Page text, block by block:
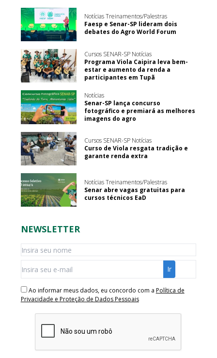
Notícias Treinamentos/Palestras
Faesp e Senar-SP lideram dois
debates do Agro World Forum
Cursos SENAR-SP Notícias
Programa Viola Caipira leva bem-
estar e aumento da renda a
participantes em Tupã
Notícias
Senar-SP lança concurso
fotográfico e premiará as melhores
imagens do agro
Cursos SENAR-SP Notícias
Curso de Viola resgata tradição e
garante renda extra
Notícias Treinamentos/Palestras
Senar abre vagas gratuitas para
cursos técnicos EaD
NEWSLETTER
Ao informar meus dados, eu concordo com a Política de
Privacidade e Proteção de Dados Pessoais